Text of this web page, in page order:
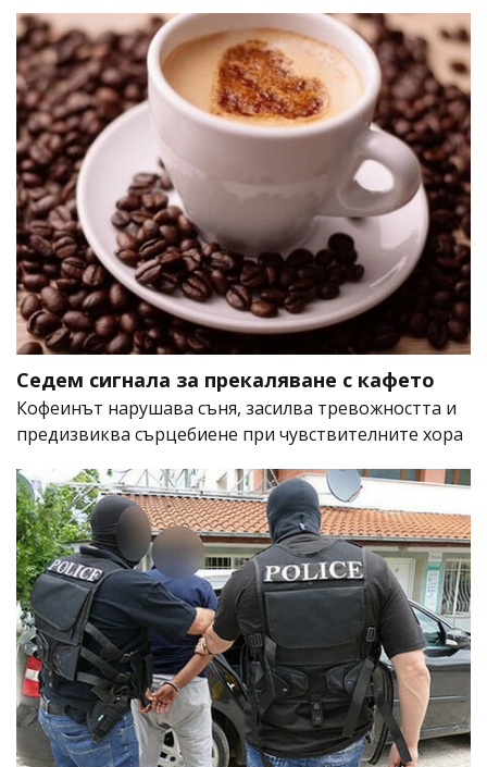
Седем сигнала за прекаляване с кафето
Кофеинът нарушава съня, засилва тревожността и
предизвиква сърцебиене при чувствителните хора